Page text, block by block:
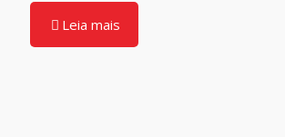
Leia mais